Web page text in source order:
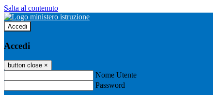
Salta al contenuto
Accedi
Accedi
button close ×
Nome Utente
Password